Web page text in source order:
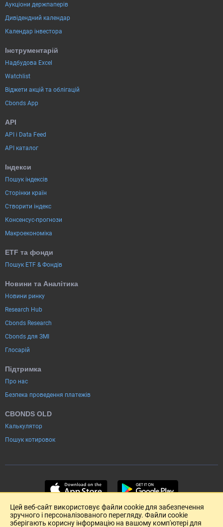
Аукціони держпаперів
Дивідендний календар
Календар інвестора
Інструментарій
Надбудова Excel
Watchlist
Віджети акцій та облігацій
Cbonds App
API
API і Data Feed
API каталог
Індекси
Пошук індексів
Сторінки країн
Створити індекс
Консенсус-прогнози
Макроекономіка
ETF та фонди
Пошук ETF & Фондів
Новини та Аналітика
Новини ринку
Research Hub
Cbonds Research
Cbonds для ЗМІ
Глосарій
Підтримка
Про нас
Безпека проведення платежів
CBONDS OLD
Калькулятор
Пошук котировок
Цей веб-сайт використовує файли cookie для забезпечення
зручного і персоналізованого перегляду. Файли cookie
зберігають корисну інформацію на вашому комп'ютері для